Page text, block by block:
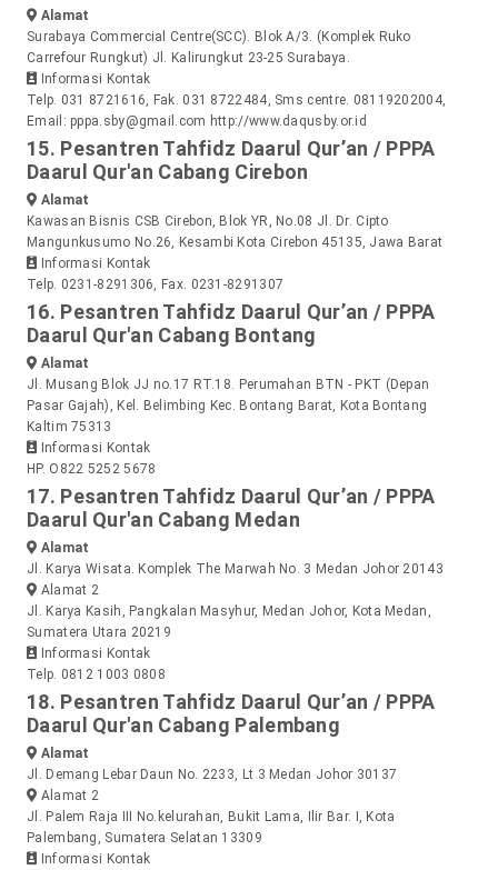
Alamat
Surabaya Commercial Centre(SCC). Blok A/3. (Komplek Ruko
Carrefour Rungkut) Jl. Kalirungkut 23-25 Surabaya.
Informasi Kontak
Telp. 031 8721616, Fak. 031 8722484, Sms centre. 08119202004,
Email: pppa.sby@gmail.com http://www.daqusby.or.id
15. Pesantren Tahfidz Daarul Qur’an / PPPA
Daarul Qur'an Cabang Cirebon
Alamat
Kawasan Bisnis CSB Cirebon, Blok YR, No.08 Jl. Dr. Cipto
Mangunkusumo No.26, Kesambi Kota Cirebon 45135, Jawa Barat
Informasi Kontak
Telp. 0231-8291306, Fax. 0231-8291307
16. Pesantren Tahfidz Daarul Qur’an / PPPA
Daarul Qur'an Cabang Bontang
Alamat
Jl. Musang Blok JJ no.17 RT.18. Perumahan BTN - PKT (Depan
Pasar Gajah), Kel. Belimbing Kec. Bontang Barat, Kota Bontang
Kaltim 75313
Informasi Kontak
HP. O822 5252 5678
17. Pesantren Tahfidz Daarul Qur’an / PPPA
Daarul Qur'an Cabang Medan
Alamat
Jl. Karya Wisata. Komplek The Marwah No. 3 Medan Johor 20143
Alamat 2
Jl. Karya Kasih, Pangkalan Masyhur, Medan Johor, Kota Medan,
Sumatera Utara 20219
Informasi Kontak
Telp. 0812 1003 0808
18. Pesantren Tahfidz Daarul Qur’an / PPPA
Daarul Qur'an Cabang Palembang
Alamat
Jl. Demang Lebar Daun No. 2233, Lt 3 Medan Johor 30137
Alamat 2
Jl. Palem Raja III No.kelurahan, Bukit Lama, Ilir Bar. I, Kota
Palembang, Sumatera Selatan 13309
Informasi Kontak